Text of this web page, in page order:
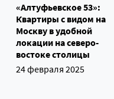
«Алтуфьевское 53»:
Квартиры с видом на
Москву в удобной
локации на северо-
востоке столицы
24 февраля 2025